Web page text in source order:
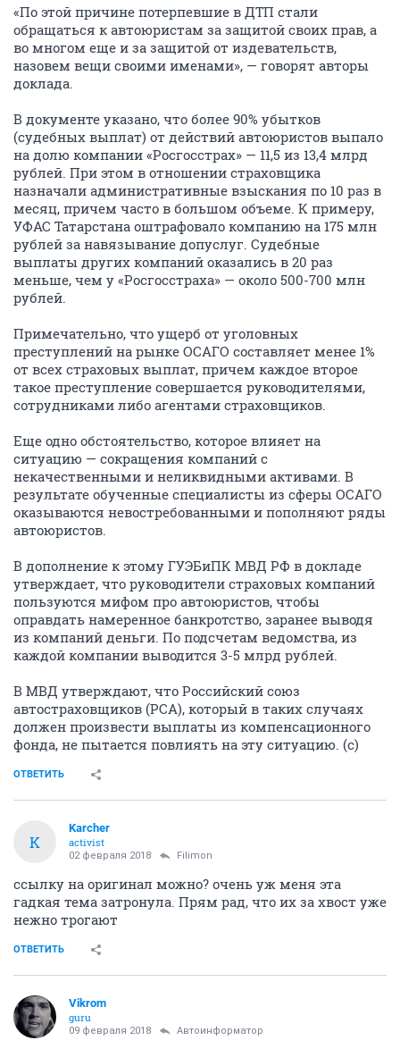
«По этой причине потерпевшие в ДТП стали
обращаться к автоюристам за защитой своих прав, а
во многом еще и за защитой от издевательств,
назовем вещи своими именами», — говорят авторы
доклада.
В документе указано, что более 90% убытков
(судебных выплат) от действий автоюристов выпало
на долю компании «Росгосстрах» — 11,5 из 13,4 млрд
рублей. При этом в отношении страховщика
назначали административные взыскания по 10 раз в
месяц, причем часто в большом объеме. К примеру,
УФАС Татарстана оштрафовало компанию на 175 млн
рублей за навязывание допуслуг. Судебные
выплаты других компаний оказались в 20 раз
меньше, чем у «Росгосстраха» — около 500-700 млн
рублей.
Примечательно, что ущерб от уголовных
преступлений на рынке ОСАГО составляет менее 1%
от всех страховых выплат, причем каждое второе
такое преступление совершается руководителями,
сотрудниками либо агентами страховщиков.
Еще одно обстоятельство, которое влияет на
ситуацию — сокращения компаний с
некачественными и неликвидными активами. В
результате обученные специалисты из сферы ОСАГО
оказываются невостребованными и пополняют ряды
автоюристов.
В дополнение к этому ГУЭБиПК МВД РФ в докладе
утверждает, что руководители страховых компаний
пользуются мифом про автоюристов, чтобы
оправдать намеренное банкротство, заранее выводя
из компаний деньги. По подсчетам ведомства, из
каждой компании выводится 3-5 млрд рублей.
В МВД утверждают, что Российский союз
автостраховщиков (РСА), который в таких случаях
должен произвести выплаты из компенсационного
фонда, не пытается повлиять на эту ситуацию. (c)
ОТВЕТИТЬ
K
Karcher
activist
02 февраля 2018 Filimon
ссылку на оригинал можно? очень уж меня эта
гадкая тема затронула. Прям рад, что их за хвост уже
нежно трогают
ОТВЕТИТЬ
Vikrom
guru
09 февраля 2018 Автоинформатор